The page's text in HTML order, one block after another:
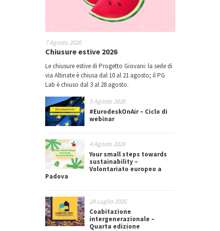
7 Agosto 2026
Chiusure estive 2026
Le chiusure estive di Progetto Giovani: la sede di
via Altinate è chiusa dal 10 al 21 agosto; il PG
Lab è chiuso dal 3 al 28 agosto.
5 Agosto 2026
#EurodeskOnAir – Ciclo di
webinar
4 Agosto 2026
Your small steps towards
sustainability –
Volontariato europeo a
Padova
24 Luglio 2026
Coabitazione
intergenerazionale –
Quarta edizione